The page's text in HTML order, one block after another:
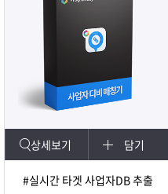
상세보기 담기
#실시간 타겟 사업자DB 추출